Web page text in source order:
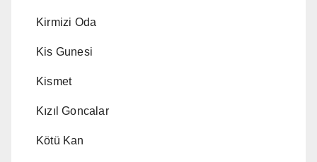
Kirmizi Oda
Kis Gunesi
Kismet
Kızıl Goncalar
Kötü Kan